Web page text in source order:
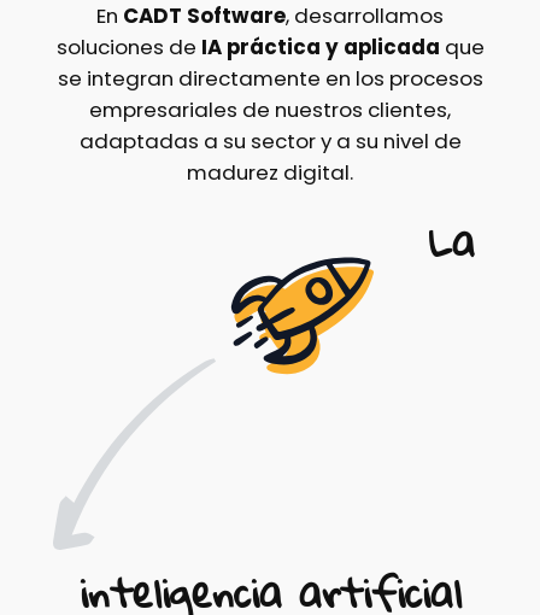
En CADT Software, desarrollamos
soluciones de IA práctica y aplicada que
se integran directamente en los procesos
empresariales de nuestros clientes,
adaptadas a su sector y a su nivel de
madurez digital.
La
inteligencia artificial